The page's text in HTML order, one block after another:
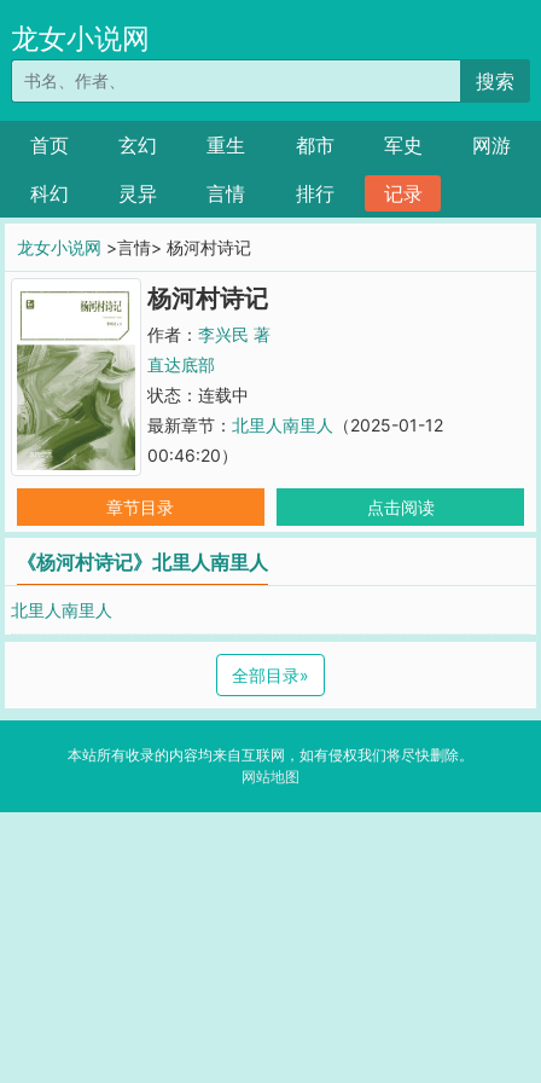
龙女小说网
搜索
首页 玄幻 重生 都市 军史
网游
科幻
灵异 言情 排行 记录
龙女小说网 >言情> 杨河村诗记
杨河村诗记
作者： 李兴民 著
直达底部
状态：连载中
最新章节： 北里人南里人
（2025-01-12
00:46:20）
章节目录 点击阅读
《杨河村诗记》北里人南里人
北里人南里人
全部目录»
本站所有收录的内容均来自互联网，如有侵权我们将尽快删除。
网站地图